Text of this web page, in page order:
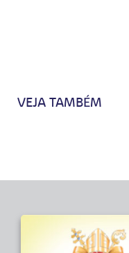
VEJA TAMBÉM